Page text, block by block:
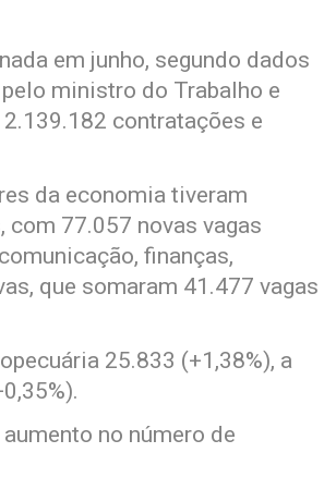
em junho, segundo dados
ministro do Trabalho e
contratações e
da economia tiveram
77.057 novas vagas
finanças,
que somaram 41.477 vagas
25.833 (+1,38%), a
no número de